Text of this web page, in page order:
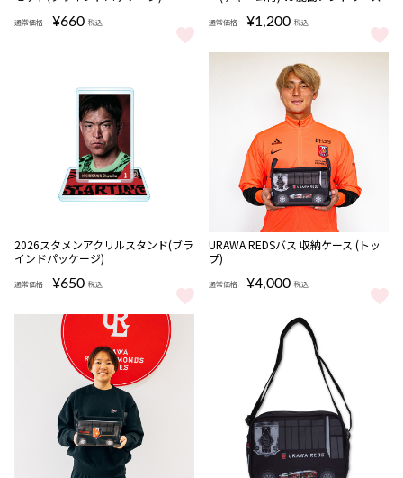
通常価格 ¥660 税込
2026ユニフォーム＆選手ステッカーセット(ブラインドパッケージ)
通常価格 ¥1,200 税込
2026マッチデータオマフキーホ
2026スタメンアクリルスタンド(ブラ
インドパッケージ)
通常価格 ¥650 税込
2026スタメンアクリルスタンド(ブラインドパッケージ) をもっと見
URAWA REDSバス 収納ケース (トッ
プ)
通常価格 ¥4,000 税込
URAWA REDSバス 収納ケース (